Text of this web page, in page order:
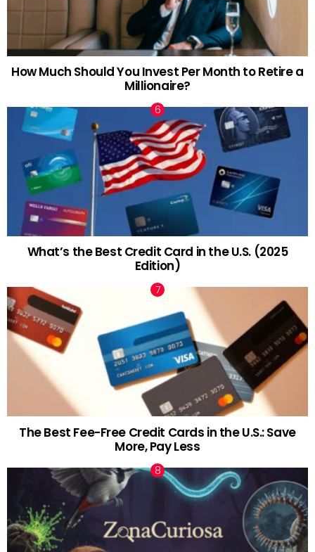
How Much Should You Invest Per Month to Retire a
Millionaire?
What’s the Best Credit Card in the U.S. (2025
Edition)
The Best Fee-Free Credit Cards in the U.S.: Save
More, Pay Less